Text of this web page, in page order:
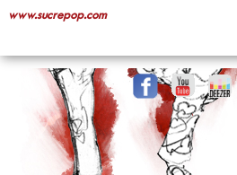
www.sucrepop.com